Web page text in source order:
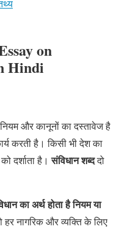
on
Hindi
और कानूनों का दस्तावेज है
करती है। किसी भी देश का
दर्शाता है।संविधान शब्ददो
का अर्थ होता है नियम या
हर नागरिक और व्यक्ति के लिए